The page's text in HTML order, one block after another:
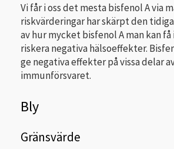
Vi får i oss det mesta bisfenol A via
riskvärderingar har skärpt den
av hur mycket bisfenol A man kan
riskera negativa hälsoeffekter.
ge negativa effekter på vissa delar
immunförsvaret.
Bly
Gränsvärde